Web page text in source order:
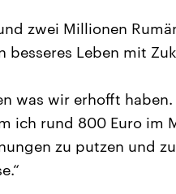
zwei Millionen
besseres Leben mit
was wir erhofft
ich rund 800 Euro im
zu putzen und